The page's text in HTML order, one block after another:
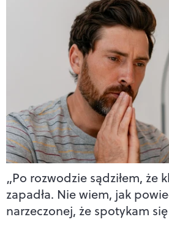
„Po rozwodzie sądziłem, że
zapadła. Nie wiem, jak
narzeczonej, że spotykam się